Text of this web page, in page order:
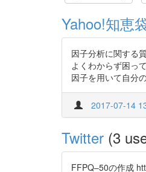
Yahoo!知恵
因子分析に関する
よくわからず困っ
因子を用いて自分
2017-07-14
Twitter (3
FFPQ–50の作成